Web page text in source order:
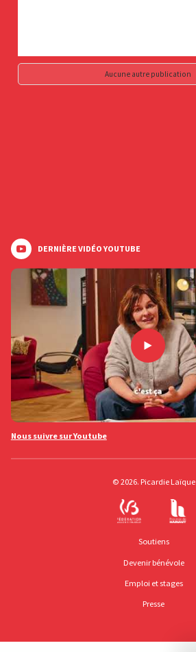
Aucune autre publication
DERNIÈRE VIDÉO YOUTUBE
Nous suivre sur Youtube
© 2026. Picardie Laïque
Soutiens
Devenir bénévole
Emploi et stages
Presse